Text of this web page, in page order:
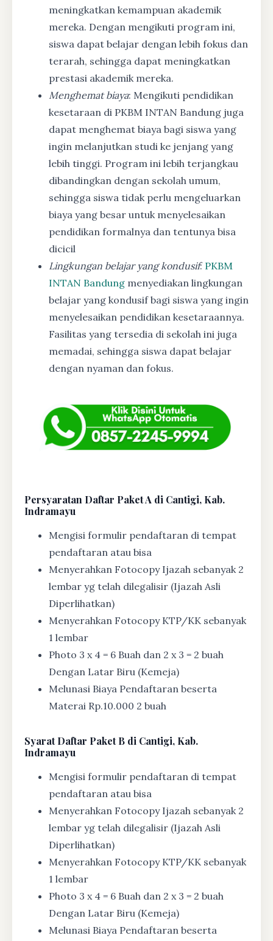
meningkatkan kemampuan akademik
mereka. Dengan mengikuti program ini,
siswa dapat belajar dengan lebih fokus dan
terarah, sehingga dapat meningkatkan
prestasi akademik mereka.
Menghemat biaya: Mengikuti pendidikan
kesetaraan di PKBM INTAN Bandung juga
dapat menghemat biaya bagi siswa yang
ingin melanjutkan studi ke jenjang yang
lebih tinggi. Program ini lebih terjangkau
dibandingkan dengan sekolah umum,
sehingga siswa tidak perlu mengeluarkan
biaya yang besar untuk menyelesaikan
pendidikan formalnya dan tentunya bisa
dicicil
Lingkungan belajar yang kondusif: PKBM
INTAN Bandung menyediakan lingkungan
belajar yang kondusif bagi siswa yang ingin
menyelesaikan pendidikan kesetaraannya.
Fasilitas yang tersedia di sekolah ini juga
memadai, sehingga siswa dapat belajar
dengan nyaman dan fokus.
Persyaratan Daftar Paket A di Cantigi, Kab.
Indramayu
Mengisi formulir pendaftaran di tempat
pendaftaran atau bisa
Menyerahkan Fotocopy Ijazah sebanyak 2
lembar yg telah dilegalisir (Ijazah Asli
Diperlihatkan)
Menyerahkan Fotocopy KTP/KK sebanyak
1 lembar
Photo 3 x 4 = 6 Buah dan 2 x 3 = 2 buah
Dengan Latar Biru (Kemeja)
Melunasi Biaya Pendaftaran beserta
Materai Rp.10.000 2 buah
SyaratDaftar Paket B di Cantigi, Kab.
Indramayu
Mengisi formulir pendaftaran di tempat
pendaftaran atau bisa
Menyerahkan Fotocopy Ijazah sebanyak 2
lembar yg telah dilegalisir (Ijazah Asli
Diperlihatkan)
Menyerahkan Fotocopy KTP/KK sebanyak
1 lembar
Photo 3 x 4 = 6 Buah dan 2 x 3 = 2 buah
Dengan Latar Biru (Kemeja)
Melunasi Biaya Pendaftaran beserta